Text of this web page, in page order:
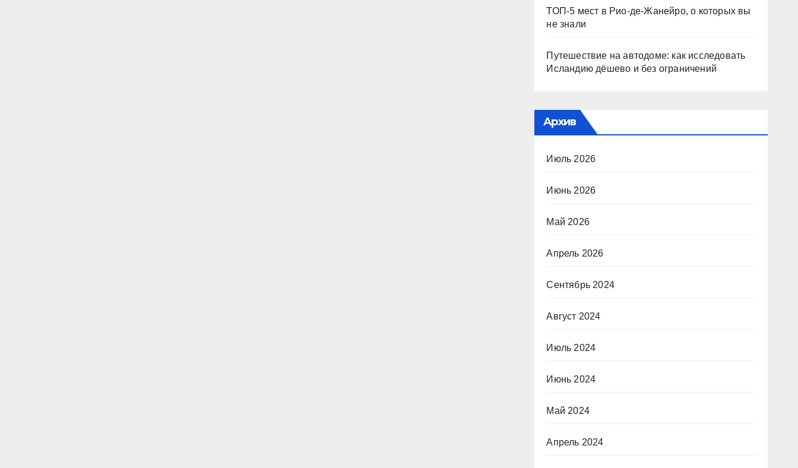
ТОП-5 мест в Рио-де-Жанейро, о которых вы
не знали
Путешествие на автодоме: как исследовать
Исландию дёшево и без ограничений
Архив
Июль 2026
Июнь 2026
Май 2026
Апрель 2026
Сентябрь 2024
Август 2024
Июль 2024
Июнь 2024
Май 2024
Апрель 2024